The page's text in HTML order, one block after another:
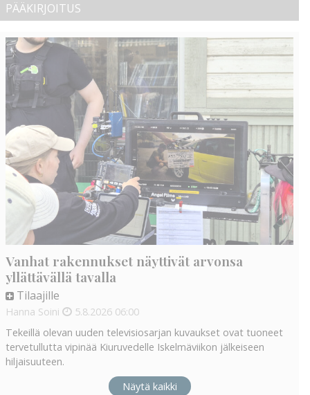
PÄÄKIRJOITUS
Vanhat rakennukset näyttivät arvonsa
yllättävällä tavalla
Tilaajille
Hanna Soini 5.8.2026 06:00
Tekeillä olevan uuden televisiosarjan kuvaukset ovat tuoneet
tervetullutta vipinää Kiuruvedelle Iskelmäviikon jälkeiseen
hiljaisuuteen.
Näytä kaikki